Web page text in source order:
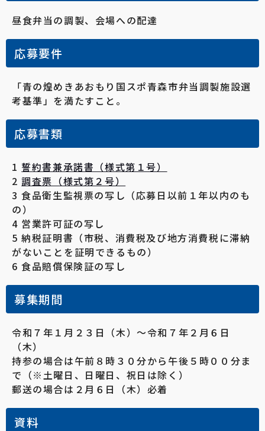
昼食弁当の調製、会場への配達
応募要件
「青の煌めきあおもり国スポ青森市弁当調製施設選
考基準」を満たすこと。
応募書類
1 誓約書兼承諾書（様式第１号）
2調査票（様式第２号）
3 食品衛生監視票の写し（応募日以前１年以内のも
の）
4 営業許可証の写し
5 納税証明書（市税、消費税及び地方消費税に滞納
がないことを証明できるもの）
6 食品賠償保険証の写し
募集期間
令和７年１月２３日（木）～令和７年２月６日
（木）
持参の場合は午前８時３０分から午後５時００分ま
で（※土曜日、日曜日、祝日は除く）
郵送の場合は２月６日（木）必着
資料